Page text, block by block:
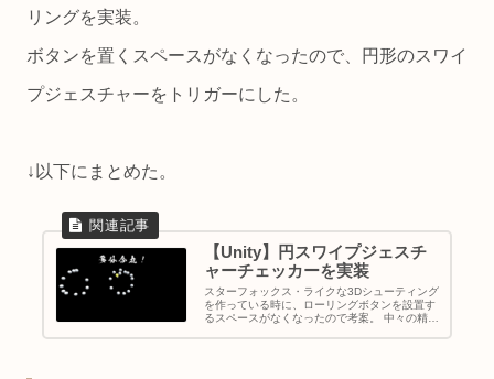
リングを実装。
ボタンを置くスペースがなくなったので、円形のスワイ
プジェスチャーをトリガーにした。
↓以下にまとめた。
【Unity】円スワイプジェスチ
ャーチェッカーを実装
スターフォックス・ライクな3Dシューティング
を作っている時に、ローリングボタンを設置す
るスペースがなくなったので考案。 中々の精度